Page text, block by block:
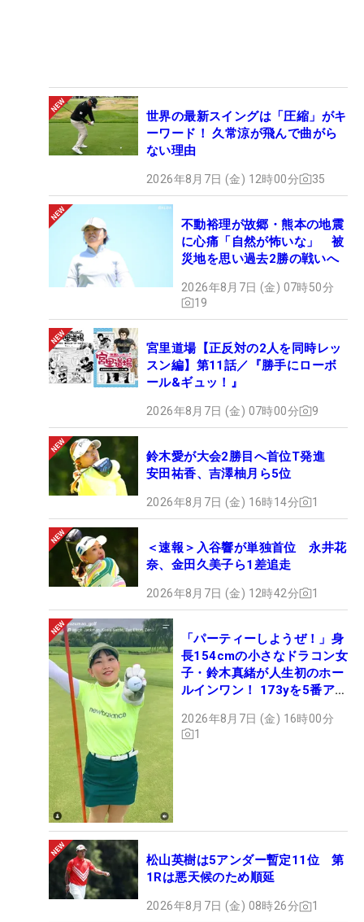
世界の最新スイングは「圧縮」がキ
ーワード！ 久常涼が飛んで曲がら
ない理由
2026年8月7日 (金) 12時00分 35
不動裕理が故郷・熊本の地震
に心痛「自然が怖いな」 被
災地を思い過去2勝の戦いへ
2026年8月7日 (金) 07時50分
19
宮里道場【正反対の2人を同時レッ
スン編】第11話／『勝手にローボ
ール&ギュッ！』
2026年8月7日 (金) 07時00分 9
鈴木愛が大会2勝目へ首位T発進
安田祐香、吉澤柚月ら5位
2026年8月7日 (金) 16時14分 1
＜速報＞入谷響が単独首位 永井花
奈、金田久美子ら1差追走
2026年8月7日 (金) 12時42分 1
「パーティーしようぜ！」身
長154cmの小さなドラコン女
子・鈴木真緒が人生初のホー
ルインワン！ 173yを5番アイ
2026年8月7日 (金) 16時00分
1
松山英樹は5アンダー暫定11位 第
1Rは悪天候のため順延
2026年8月7日 (金) 08時26分 1